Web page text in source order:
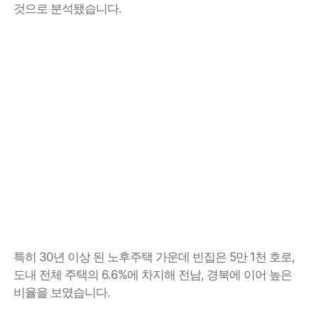
것으로 분석됐습니다.
특히 30년 이상 된 노후주택 가운데 빈집은 5만 1천 호로,
도내 전체 주택의 6.6%에 차지해 전남, 경북에 이어 높은
비율을 보였습니다.